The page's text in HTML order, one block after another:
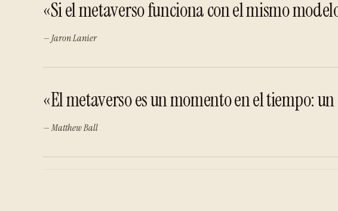
«Si el metaverso funciona con el mismo
— Jaron Lanier
«El metaverso es un momento en el tiempo:
— Matthew Ball